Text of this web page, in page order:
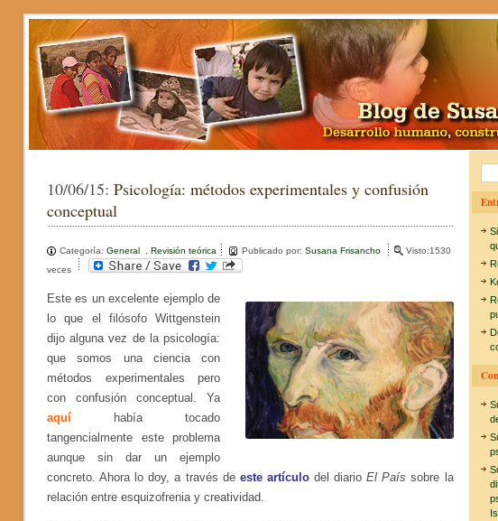
10/06/15: Psicología: métodos experimentales y confusión
conceptual
Categoría: General Revisión teórica Publicado por: Susana Frisancho
Visto:1530
veces
Este es un excelente ejemplo de
lo que el filósofo Wittgenstein
dijo alguna vez de la psicología:
que somos una ciencia con
métodos experimentales pero
con confusión conceptual. Ya
aquí había tocado
tangencialmente este problema
aunque sin dar un ejemplo
concreto. Ahora lo doy, a través de este artículodel diarioEl País sobre la
relación entre esquizofrenia y creatividad.
u
a